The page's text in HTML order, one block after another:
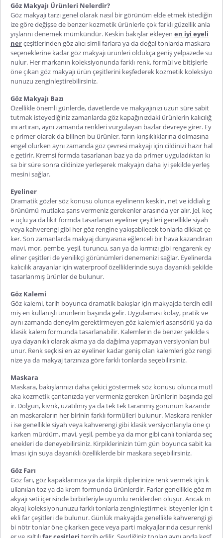
Göz Makyajı Ürünleri Nelerdir?
Göz makyajı tarzı genel olarak nasıl bir görünüm elde etmek istediğin
ize göre değişse de benzer kozmetik ürünlerle çok farklı güzellik anla
yışlarını denemek mümkündür. Keskin bakışlar ekleyen en iyi eyeli
nerçeşitlerinden göz alıcı simli farlara ya da doğal tonlarda maskara
seçeneklerine kadar göz makyajı ürünleri oldukça geniş yelpazede su
nulur. Her markanın koleksiyonunda farklı renk, formül ve bitişlerle
öne çıkan göz makyajı ürün çeşitlerini keşfederek kozmetik koleksiyo
nunuzu zenginleştirebilirsiniz.
Göz Makyajı Bazı
Özellikle önemli günlerde, davetlerde ve makyajınızı uzun süre sabit
tutmak isteyediğiniz zamanlarda göz kapağınızdaki ürünlerin kalıcılığ
ını artıran, aynı zamanda renkleri vurgulayan bazlar devreye girer. Ey
e primer olarak da bilinen bu ürünler, farın kırışıklıklarına dolmasına
engel olurken aynı zamanda göz çevresi makyajı için cildinizi hazır hal
e getirir. Kremsi formda tasarlanan baz ya da primer uyguladıktan kı
sa bir süre sonra cildinize yerleşerek makyajın daha iyi şekilde yerleş
mesini sağlar.
Eyeliner
Dramatik gözler söz konusu olunca eyelinerın keskin, net ve iddialı g
örünümü mutlaka şans vermeniz gerekenler arasında yer alır. Jel, keç
e uçlu ya da likit formda tasarlanan eyeliner çeşitleri genellikle siyah
veya kahverengi gibi her göz rengine yakışabilecek tonlarla dikkat çe
ker. Son zamanlarda makyaj dünyasına eğlenceli bir hava kazandıran
mavi, mor, pembe, yeşil, turuncu, sarı ya da kırmızı gibi rengarenk ey
eliner çeşitleri de yenilikçi görünümleri denemenizi sağlar. Eyelinerda
kalıcılık arayanlar için waterproof özelliklerinde suya dayanıklı şekilde
tasarlanmış ürünler de bulunur.
Göz Kalemi
Göz kalemi, tarih boyunca dramatik bakışlar için makyajda tercih edil
miş en kullanışlı ürünlerin başında gelir. Uygulaması kolay, pratik ve
aynı zamanda deneyim gerektirmeyen göz kalemleri asansörlü ya da
klasik kalem formunda tasarlanabilir. Kalemlerin de benzer şekilde s
uya dayanıklı olarak akma ya da dağılma yapmayan versiyonları bul
unur. Renk seçkisi en az eyeliner kadar geniş olan kalemleri göz rengi
nize ya da makyaj tarzınıza göre farklı tonlarda seçebilirsiniz.
Maskara
Maskara, bakışlarınızı daha çekici göstermek söz konusu olunca mutl
aka kozmetik çantanızda yer vermeniz gereken ürünlerin başında gel
ir. Dolgun, kıvrık, uzatılmış ya da tek tek taranmış görünüm kazandır
an maskaraların her birinin farklı formülleri bulunur. Maskara renkler
i ise genellikle siyah veya kahverengi gibi klasik versiyonlarıyla öne çı
karken mürdüm, mavi, yeşil, pembe ya da mor gibi canlı tonlarda seç
enekleri de deneyebilirsiniz. Kirpiklerinizin tüm gün boyunca sabit ka
lması için suya dayanıklı özelliklerde bir maskara seçebilirsiniz.
Göz Farı
Göz farı, göz kapaklarınıza ya da kirpik diplerinize renk vermek için k
ullanılan toz ya da krem formunda ürünlerdir. Farlar genellikle göz m
akyajı seti içerisinde birbirleriyle uyumlu renklerden oluşur. Ancak m
akyaj koleksiyonunuzu farklı tonlarla zenginleştirmek isteyenler için t
ekli far çeşitleri de bulunur. Günlük makyajda genellikle kahverengi gi
bi nötr tonlar öne çıkarken gece veya parti makyajlarında cesur renkl